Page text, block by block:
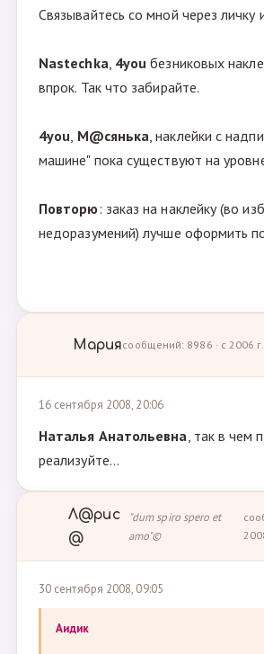
Связывайтесь со мной через личку
Nastechka, 4you безниковых
впрок. Так что забирайте.
4you, М@сянька, наклейки с
машине" пока существуют на
Повторю: заказ на наклейку (во
недоразумений) лучше оформить
Мариясообщений: 8986 · с 2006 г.
16 сентября 2008, 20:06
Наталья Анатольевна, так в чем
реализуйте...
Л@рис
@
"dum spiro spero et
amo"©
30 сентября 2008, 09:05
Аидик